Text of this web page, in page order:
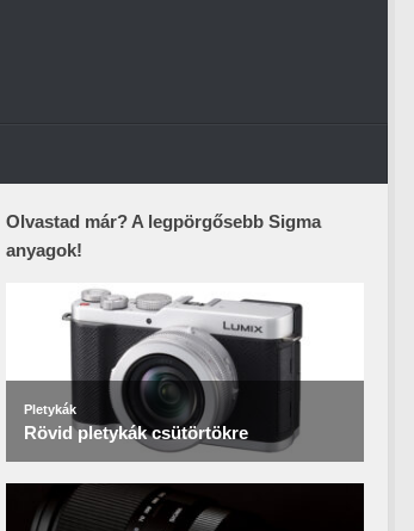
Olvastad már? A legpörgősebb Sigma
anyagok!